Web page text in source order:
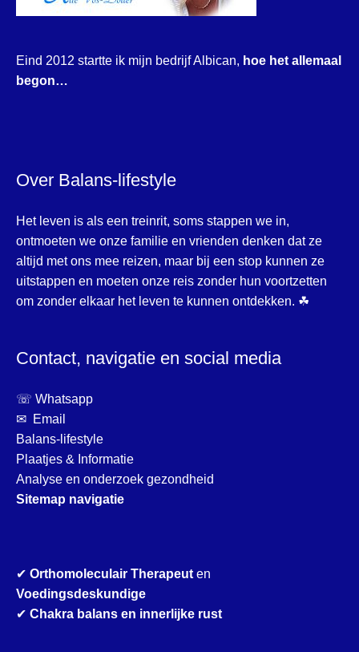
Eind 2012 startte ik mijn bedrijf Albican, hoe het allemaal
begon…
Over Balans-lifestyle
Het leven is als een treinrit, soms stappen we in,
ontmoeten we onze familie en vrienden denken dat ze
altijd met ons mee reizen, maar bij een stop kunnen ze
uitstappen en moeten onze reis zonder hun voortzetten
om zonder elkaar het leven te kunnen ontdekken. ☘
Contact, navigatie en social media
☏ Whatsapp
✉ Email
Balans-lifestyle
Plaatjes & Informatie
Analyse en onderzoek gezondheid
Sitemap navigatie
✔ Orthomoleculair Therapeuten
Voedingsdeskundige
✔ Chakra balans en innerlijke rust